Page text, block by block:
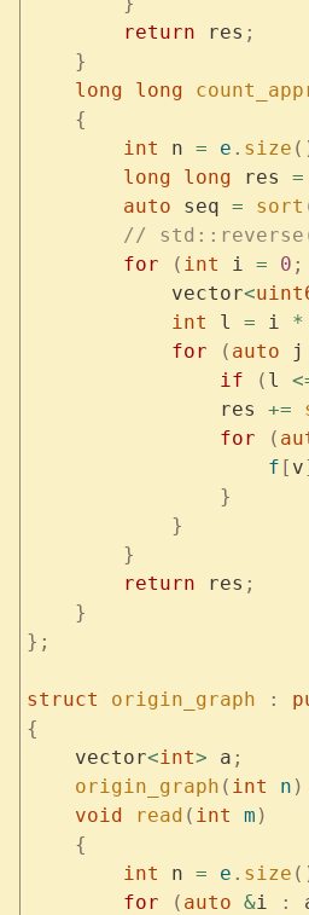
        return
res ;
    }
    long
long
    {
        int
n = e . size
        long
long res =
        auto
seq = sort
//
        for
( int i = 0 ;
            vector
<
            int
l = i *
            for
( auto j
                if
( l
                res
+=
                for
(
                    f
[ v
                }
            }
        }
        return
res ;
    }
};
struct origin_graph :
{
    vector
<int> a ;
    origin_graph
( int n )
    void
read ( int m )
    {
        int
n = e . size
        for
( auto &i :